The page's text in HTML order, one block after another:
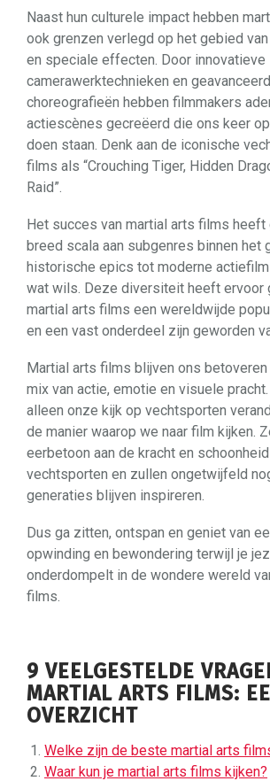
Naast hun culturele impact hebben
ook grenzen verlegd op het gebied
en speciale effecten. Door innovatieve
camerawerktechnieken en
choreografieën hebben filmmakers
actiescènes gecreëerd die ons keer
doen staan. Denk aan de iconische
films als “Crouching Tiger, Hidden
Raid”.
Het succes van martial arts films
breed scala aan subgenres binnen het
historische epics tot moderne
wat wils. Deze diversiteit heeft ervoor
martial arts films een wereldwijde
en een vast onderdeel zijn geworden
Martial arts films blijven ons betoveren
mix van actie, emotie en visuele
alleen onze kijk op vechtsporten
de manier waarop we naar film kijken.
eerbetoon aan de kracht en
vechtsporten en zullen ongetwijfeld
generaties blijven inspireren.
Dus ga zitten, ontspan en geniet van
opwinding en bewondering terwijl je
onderdompelt in de wondere wereld
films.
9 VEELGESTELDE
MARTIAL ARTS FILMS:
OVERZICHT
Welke zijn de beste martial arts
Waar kun je martial arts films kijken?